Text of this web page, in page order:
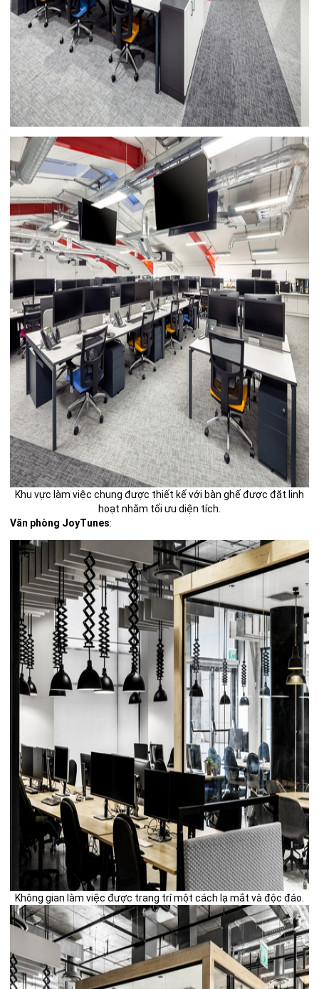
Khu vực làm việc chung được thiết kế với bàn ghế được đặt linh
hoạt nhằm tối ưu diện tích.
Văn phòng JoyTunes:
Không gian làm việc được trang trí một cách lạ mắt và độc đáo.